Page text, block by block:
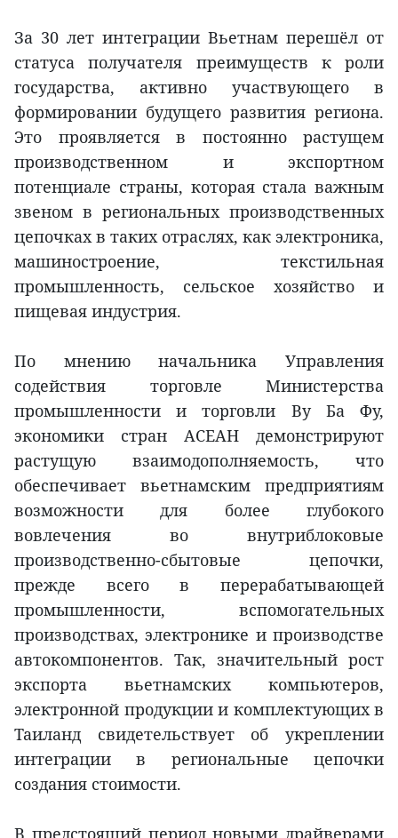
За 30 лет интеграции Вьетнам перешёл от
статуса получателя преимуществ к роли
государства, активно участвующего в
формировании будущего развития региона.
Это проявляется в постоянно растущем
производственном и экспортном
потенциале страны, которая стала важным
звеном в региональных производственных
цепочках в таких отраслях, как электроника,
машиностроение, текстильная
промышленность, сельское хозяйство и
пищевая индустрия.
По мнению начальника Управления
содействия торговле Министерства
промышленности и торговли Ву Ба Фу,
экономики стран АСЕАН демонстрируют
растущую взаимодополняемость, что
обеспечивает вьетнамским предприятиям
возможности для более глубокого
вовлечения во внутриблоковые
производственно-сбытовые цепочки,
прежде всего в перерабатывающей
промышленности, вспомогательных
производствах, электронике и производстве
автокомпонентов. Так, значительный рост
экспорта вьетнамских компьютеров,
электронной продукции и комплектующих в
Таиланд свидетельствует об укреплении
интеграции в региональные цепочки
создания стоимости.